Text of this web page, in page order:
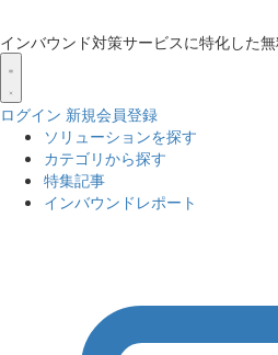
インバウンド対策サービスに特化した
ログイン 新規会員登録
ソリューションを探す
カテゴリから探す
特集記事
インバウンドレポート